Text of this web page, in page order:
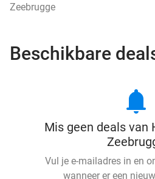
Zeebrugge
Beschikbare
notifications
Mis geen deals van
Vul je e-mailadres in en
wanneer er een